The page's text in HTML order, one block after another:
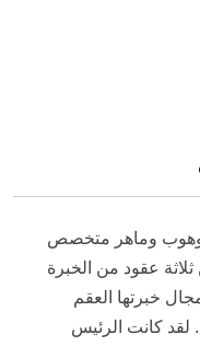
وماهر متخصص
عقود من الخبرة
خبرتها العقم
. لقد كانت الرئيس